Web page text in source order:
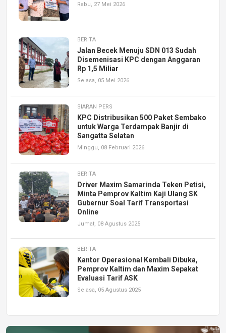
Rabu, 27 Mei 2026
BERITA
Jalan Becek Menuju SDN 013 Sudah
Disemenisasi KPC dengan Anggaran
Rp 1,5 Miliar
Selasa, 05 Mei 2026
SIARAN PERS
KPC Distribusikan 500 Paket Sembako
untuk Warga Terdampak Banjir di
Sangatta Selatan
Minggu, 08 Februari 2026
BERITA
Driver Maxim Samarinda Teken Petisi,
Minta Pemprov Kaltim Kaji Ulang SK
Gubernur Soal Tarif Transportasi
Online
Jumat, 08 Agustus 2025
BERITA
Kantor Operasional Kembali Dibuka,
Pemprov Kaltim dan Maxim Sepakat
Evaluasi Tarif ASK
Selasa, 05 Agustus 2025